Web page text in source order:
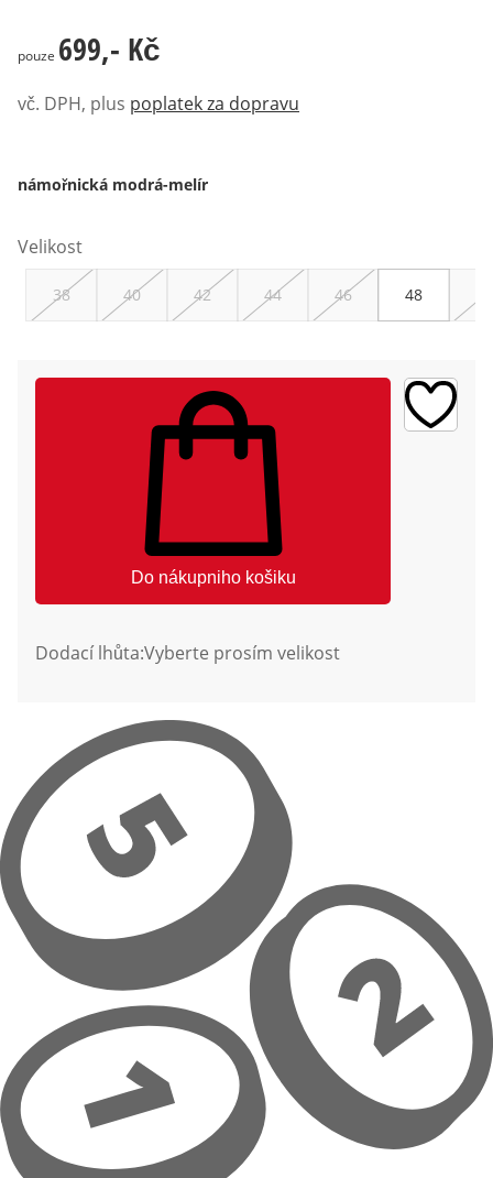
699,- Kč
pouze 699,- Kč
vč. DPH, plus poplatek za dopravu
námořnická modrá-melír
Velikost
38 40 42 44 46 48
Do nákupniho košiku
Dodací lhůta:Vyberte prosím velikost